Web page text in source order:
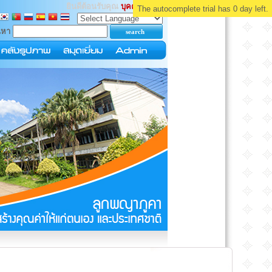
ยินดีต้อนรับคุณ บุคคลทั่วไป
า
The autocomplete trial has 0 day left.